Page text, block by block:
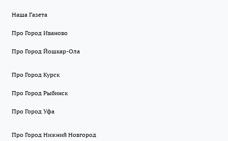
Наша Газета
Про Город Иваново
Про Город Йошкар-Ола
Про Город Курск
Про Город Рыбинск
Про Город Уфа
Про Город Нижний Новгород